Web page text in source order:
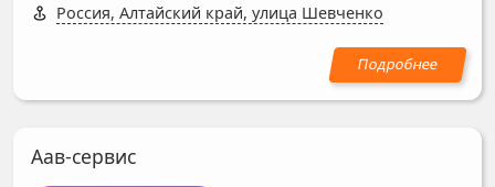
Россия, Алтайский край, улица Шевченко
Аав-сервис